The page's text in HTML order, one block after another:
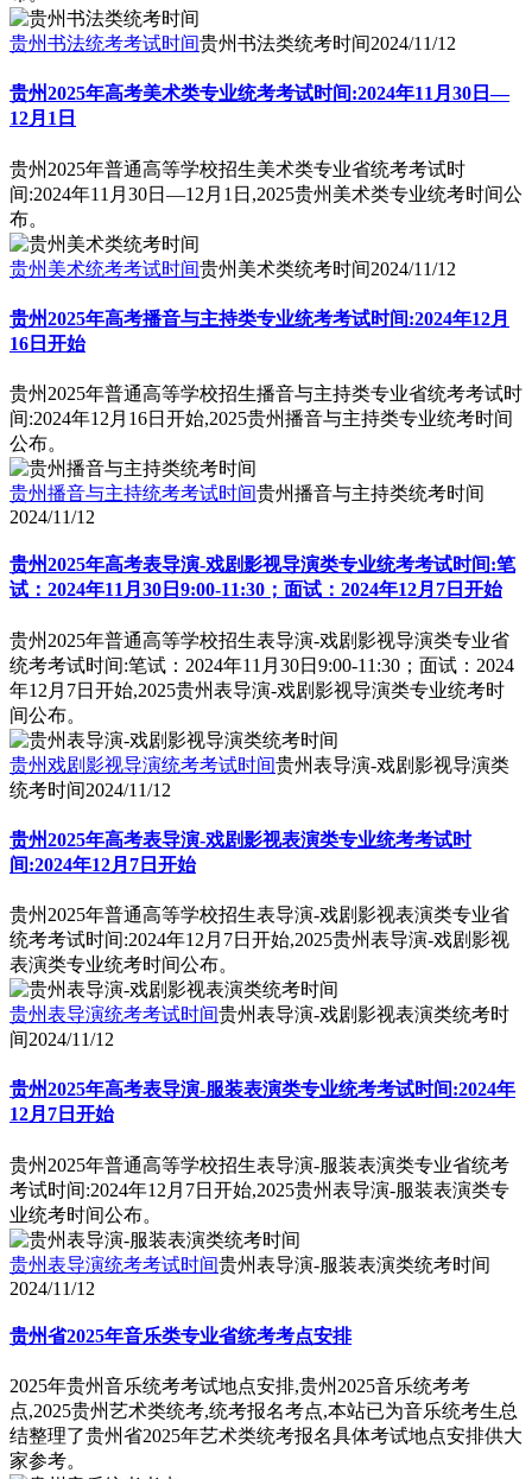
贵州书法统考考试时间贵州书法类统考时间2024/11/12
贵州2025年高考美术类专业统考考试时间:2024年11月30日—
12月1日
贵州2025年普通高等学校招生美术类专业省统考考试时
间:2024年11月30日—12月1日,2025贵州美术类专业统考时间公
布。
贵州美术统考考试时间贵州美术类统考时间2024/11/12
贵州2025年高考播音与主持类专业统考考试时间:2024年12月
16日开始
贵州2025年普通高等学校招生播音与主持类专业省统考考试时
间:2024年12月16日开始,2025贵州播音与主持类专业统考时间
公布。
贵州播音与主持统考考试时间贵州播音与主持类统考时间
2024/11/12
贵州2025年高考表导演-戏剧影视导演类专业统考考试时间:笔
试：2024年11月30日9:00-11:30；面试：2024年12月7日开始
贵州2025年普通高等学校招生表导演-戏剧影视导演类专业省
统考考试时间:笔试：2024年11月30日9:00-11:30；面试：2024
年12月7日开始,2025贵州表导演-戏剧影视导演类专业统考时
间公布。
贵州戏剧影视导演统考考试时间贵州表导演-戏剧影视导演类
统考时间2024/11/12
贵州2025年高考表导演-戏剧影视表演类专业统考考试时
间:2024年12月7日开始
贵州2025年普通高等学校招生表导演-戏剧影视表演类专业省
统考考试时间:2024年12月7日开始,2025贵州表导演-戏剧影视
表演类专业统考时间公布。
贵州表导演统考考试时间贵州表导演-戏剧影视表演类统考时
间2024/11/12
贵州2025年高考表导演-服装表演类专业统考考试时间:2024年
12月7日开始
贵州2025年普通高等学校招生表导演-服装表演类专业省统考
考试时间:2024年12月7日开始,2025贵州表导演-服装表演类专
业统考时间公布。
贵州表导演统考考试时间贵州表导演-服装表演类统考时间
2024/11/12
贵州省2025年音乐类专业省统考考点安排
2025年贵州音乐统考考试地点安排,贵州2025音乐统考考
点,2025贵州艺术类统考,统考报名考点,本站已为音乐统考生总
结整理了贵州省2025年艺术类统考报名具体考试地点安排供大
家参考。